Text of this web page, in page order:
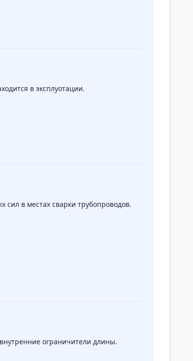
в эксплуотации.
в местах сварки трубопроводов.
ограничители длины.